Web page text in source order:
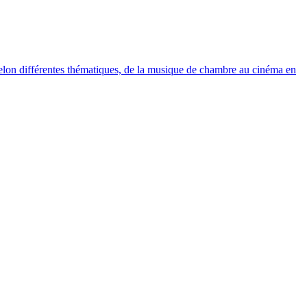
différentes thématiques, de la musique de chambre au cinéma en